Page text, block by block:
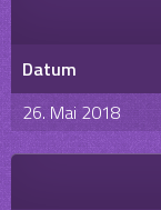
Datum
26. Mai 2018